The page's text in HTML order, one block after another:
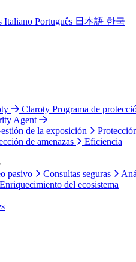
Italiano Português 日本語 한국
Claroty Programa de
Agent
de la exposición
de amenazas
Eficiencia
pasivo Consultas seguras
Enriquecimiento del ecosistema